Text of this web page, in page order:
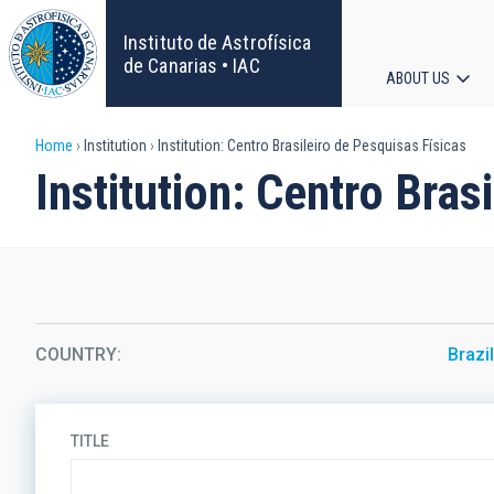
Skip
to
main
content
Instituto de Astrofísica
de Canarias • IAC
ABOUT US
Breadcrumb
Home Institution Institution: Centro Brasileiro de Pesquisas Físicas
Institution: Centro
COUNTRY Brazil
TITLE